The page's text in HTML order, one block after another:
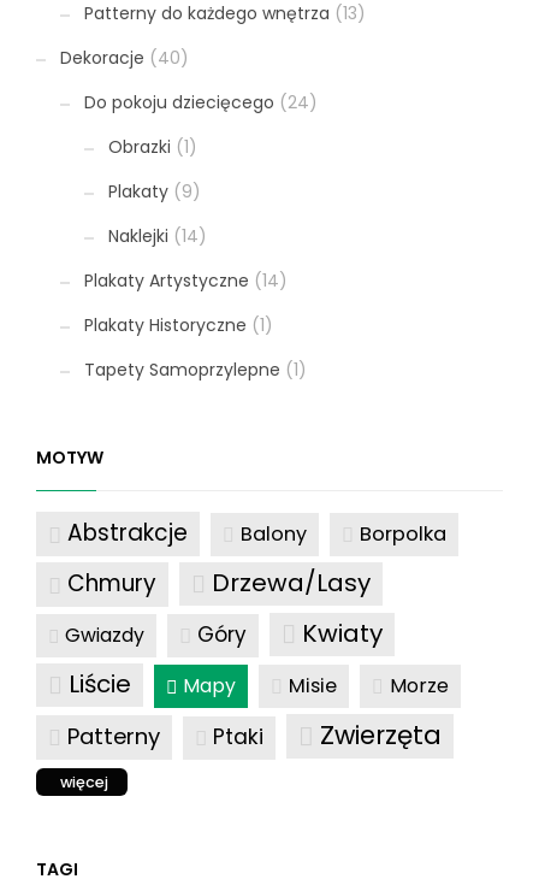
Patterny do każdego wnętrza (13)
Dekoracje (40)
Do pokoju dziecięcego (24)
Obrazki (1)
Plakaty (9)
Naklejki (14)
Plakaty Artystyczne (14)
Plakaty Historyczne (1)
Tapety Samoprzylepne (1)
MOTYW
Abstrakcje Balony Borpolka
Chmury Drzewa/Lasy
Gwiazdy Góry
Kwiaty
Liście
Mapy Misie Morze
Patterny Ptaki Zwierzęta
więcej
TAGI